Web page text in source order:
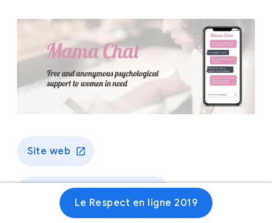
Site web
Full case study (English)
Le Respect en ligne 2019